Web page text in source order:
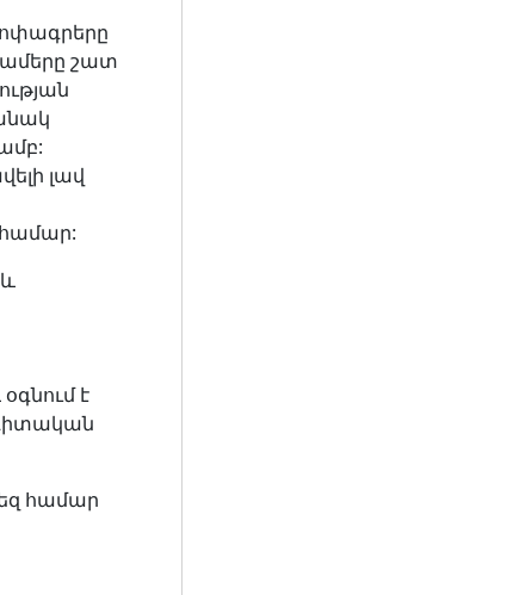
շատ
լավ
է
համար